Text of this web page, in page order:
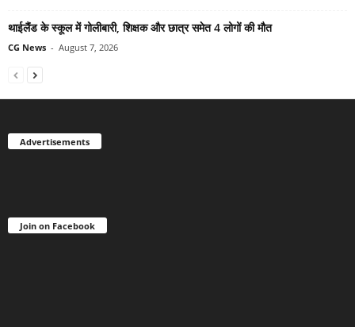
थाईलैंड के स्कूल में गोलीबारी, शिक्षक और छात्र समेत 4 लोगों की मौत
CG News - August 7, 2026
Advertisements
Join on Facebook